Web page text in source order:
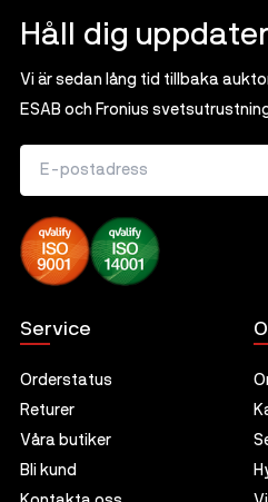
Håll dig
Vi är sedan lång tid tillbaka
ESAB och Fronius
E-postadress
Service
Orderstatus
Returer
Våra butiker
Bli kund